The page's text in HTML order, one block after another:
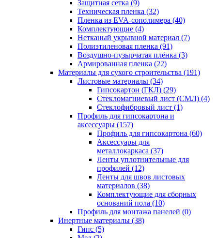
Защитная сетка (9)
Техническая пленка (32)
Пленка из EVA-сополимера (40)
Комплектующие (4)
Нетканый укрывной материал (7)
Полиэтиленовая пленка (91)
Воздушно-пузырчатая плёнка (3)
Армированная пленка (22)
Материалы для сухого строительства (191)
Листовые материалы (34)
Гипсокартон (ГКЛ) (29)
Стекломагниевый лист (СМЛ) (4)
Cтеклофибровый лист (1)
Профиль для гипсокартона и
аксессуары (157)
Профиль для гипсокартона (60)
Аксессуары для
металлокаркаса (37)
Ленты уплотнительные для
профилей (12)
Ленты для швов листовых
материалов (38)
Комплектующие для сборных
оснований пола (10)
Профиль для монтажа панелей (0)
Инертные материалы (38)
Гипс (5)